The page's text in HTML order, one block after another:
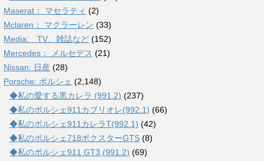
Maserat： マセラティ (2)
Mclaren： マクラーレン (33)
Media: TV、雑誌など (152)
Mercedes： メルセデス (21)
Nissan: 日産 (28)
Porsche: ポルシェ (2,148)
◆私の愛する黒カレラ (991.2) (237)
◆私のポルシェ911カブリオレ(992.1) (66)
◆私のポルシェ911カレラT(992.1) (42)
◆私のポルシェ718ボクスターGTS (8)
◆私のポルシェ911 GT3 (991.2) (69)